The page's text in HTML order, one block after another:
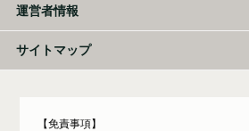
運営者情報
サイトマップ
【免責事項】